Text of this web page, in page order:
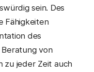
sein. Des
Fähigkeiten
des
von
zu jeder Zeit auch